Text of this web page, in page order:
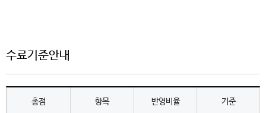
수료기준안내
총점 항목 반영비율 기준